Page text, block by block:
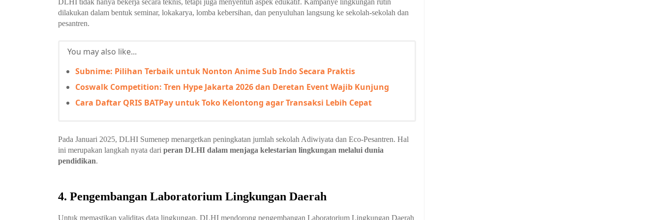
DLHI tidak hanya bekerja secara teknis, tetapi juga menyentuh aspek edukatif. Kampanye lingkungan rutin
dilakukan dalam bentuk seminar, lokakarya, lomba kebersihan, dan penyuluhan langsung ke sekolah-sekolah dan
pesantren.
You may also like...
Subnime: Pilihan Terbaik untuk Nonton Anime Sub Indo Secara Praktis
Coswalk Competition: Tren Hype Jakarta 2026 dan Deretan Event Wajib Kunjung
Cara Daftar QRIS BATPay untuk Toko Kelontong agar Transaksi Lebih Cepat
Pada Januari 2025, DLHI Sumenep menargetkan peningkatan jumlah sekolah Adiwiyata dan Eco-Pesantren. Hal
ini merupakan langkah nyata dari peran DLHI dalam menjaga kelestarian lingkungan melalui dunia
pendidikan.
4. Pengembangan Laboratorium Lingkungan Daerah
Untuk memastikan validitas data lingkungan, DLHI mendorong pengembangan Laboratorium Lingkungan Daerah